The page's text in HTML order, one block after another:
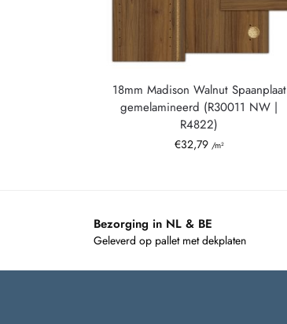
18mm Madison Walnut Spaanplaat
gemelamineerd (R30011 NW |
R4822)
€32,79 /m²
Bezorging in NL & BE
Geleverd op pallet met dekplaten